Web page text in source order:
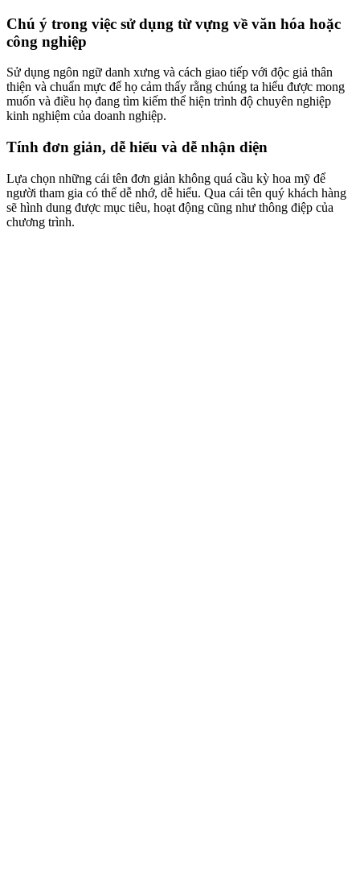
Chú ý trong việc sử dụng từ vựng về văn hóa hoặc
công nghiệp
Sử dụng ngôn ngữ danh xưng và cách giao tiếp với độc giả thân
thiện và chuẩn mực để họ cảm thấy rằng chúng ta hiểu được mong
muốn và điều họ đang tìm kiếm thể hiện trình độ chuyên nghiệp
kinh nghiệm của doanh nghiệp.
Tính đơn giản, dễ hiểu và dễ nhận diện
Lựa chọn những cái tên đơn giản không quá cầu kỳ hoa mỹ để
người tham gia có thể dễ nhớ, dễ hiểu. Qua cái tên quý khách hàng
sẽ hình dung được mục tiêu, hoạt động cũng như thông điệp của
chương trình.